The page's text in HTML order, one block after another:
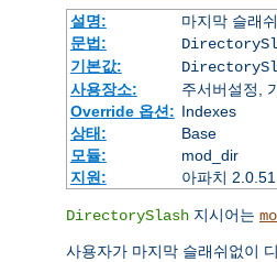
설명:
마지막 슬래
문법:
기본값:
사용장소:
주서버설정,
Override 옵션: Indexes
상태:
Base
모듈:
mod_dir
지원:
아파치
DirectorySlash 지시어는
사용자가 마지막 슬래쉬없이